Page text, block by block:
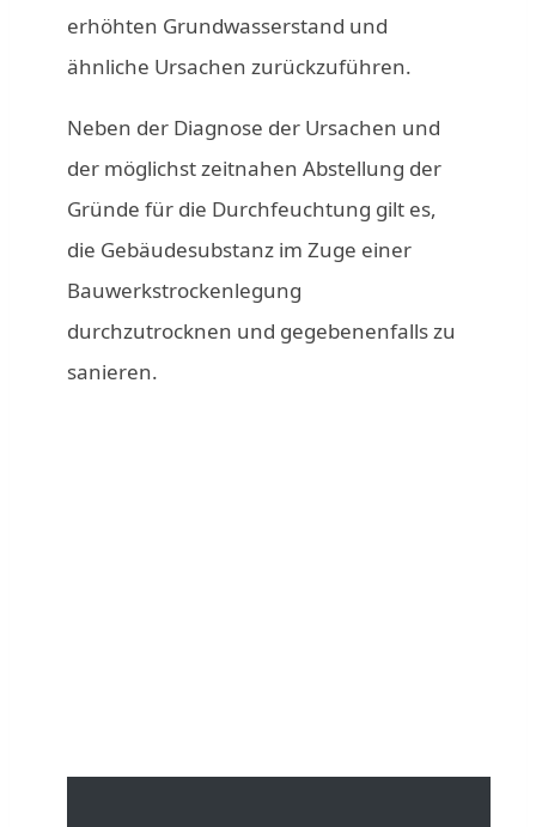
erhöhten Grundwasserstand und
ähnliche Ursachen zurückzuführen.
Neben der Diagnose der Ursachen und
der möglichst zeitnahen Abstellung der
Gründe für die Durchfeuchtung gilt es,
die Gebäudesubstanz im Zuge einer
Bauwerkstrockenlegung
durchzutrocknen und gegebenenfalls zu
sanieren.